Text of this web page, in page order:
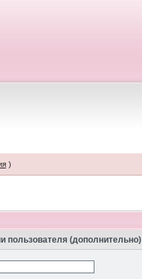
)
пользователя (дополнительно)